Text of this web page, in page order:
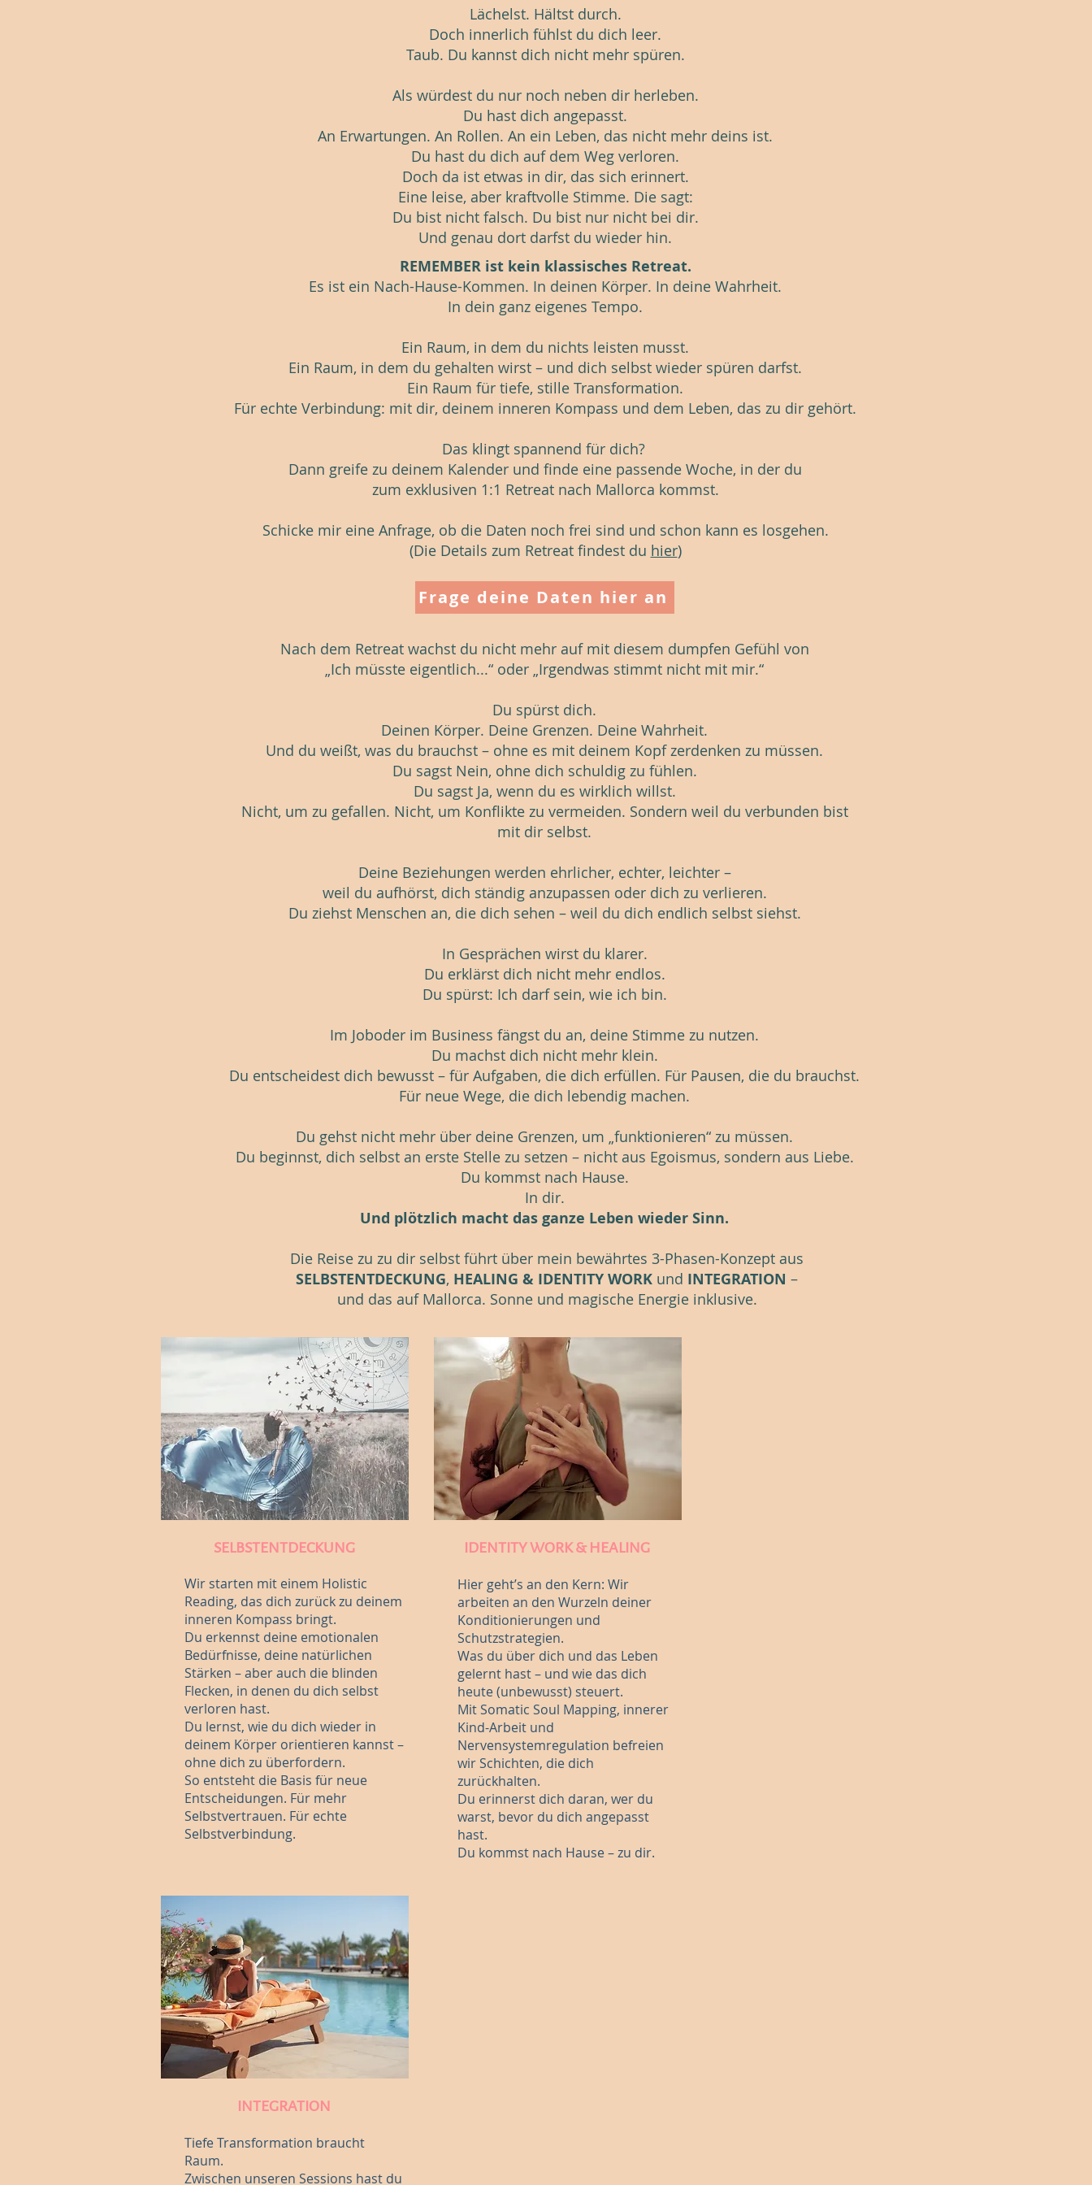
REMEMBER ist kein klassisches Retreat.
Es ist ein Nach-Hause-Kommen. In deinen Körper. In deine Wahrheit.
In dein ganz eigenes Tempo.
Ein Raum, in dem du nichts leisten musst.
Ein Raum, in dem du gehalten wirst – und dich selbst wieder spüren darfst.
Ein Raum für tiefe, stille Transformation.
Für echte Verbindung: mit dir, deinem inneren Kompass und dem Leben, das zu dir gehört.
Das klingt spannend für dich?
Dann greife zu deinem Kalender und finde eine passende Woche, in der du
zum exklusiven 1:1 Retreat nach Mallorca kommst.
Schicke mir eine Anfrage, ob die Daten noch frei sind und schon kann es losgehen.
(Die Details zum Retreat findest du hier)
Frage deine Daten hier an
Lächelst. Hältst durch.
Doch innerlich fühlst du dich leer.
Taub. Du kannst dich nicht mehr spüren.
Als würdest du nur noch neben dir herleben.
Du hast dich angepasst.
An Erwartungen. An Rollen. An ein Leben, das nicht mehr deins ist.
Du hast du dich auf dem Weg verloren.
Doch da ist etwas in dir, das sich erinnert.
Eine leise, aber kraftvolle Stimme. Die sagt:
Du bist nicht falsch. Du bist nur nicht bei dir.
Und genau dort darfst du wieder hin.
Nach dem Retreat wachst du nicht mehr auf mit diesem dumpfen Gefühl von
„Ich müsste eigentlich...“ oder „Irgendwas stimmt nicht mit mir.“
Du spürst dich.
Deinen Körper. Deine Grenzen. Deine Wahrheit.
Und du weißt, was du brauchst – ohne es mit deinem Kopf zerdenken zu müssen.
Du sagst Nein, ohne dich schuldig zu fühlen.
Du sagst Ja, wenn du es wirklich willst.
Nicht, um zu gefallen. Nicht, um Konflikte zu vermeiden. Sondern weil du verbunden bist
mit dir selbst.
Deine Beziehungen werden ehrlicher, echter, leichter –
weil du aufhörst, dich ständig anzupassen oder dich zu verlieren.
Du ziehst Menschen an, die dich sehen – weil du dich endlich selbst siehst.
In Gesprächen wirst du klarer.
Du erklärst dich nicht mehr endlos.
Du spürst: Ich darf sein, wie ich bin.
Im Joboder im Business fängst du an, deine Stimme zu nutzen.
Du machst dich nicht mehr klein.
Du entscheidest dich bewusst – für Aufgaben, die dich erfüllen. Für Pausen, die du brauchst.
Für neue Wege, die dich lebendig machen.
Du gehst nicht mehr über deine Grenzen, um „funktionieren“ zu müssen.
Du beginnst, dich selbst an erste Stelle zu setzen – nicht aus Egoismus, sondern aus Liebe.
Du kommst nach Hause.
In dir.
Und plötzlich macht das ganze Leben wieder Sinn.
Die Reise zu zu dir selbst führt über mein bewährtes 3-Phasen-Konzept aus
SELBSTENTDECKUNG, HEALING & IDENTITY WORK und INTEGRATION –
und das auf Mallorca. Sonne und magische Energie inklusive.
SELBSTENTDECKUNG
Wir starten mit einem Holistic
Reading, das dich zurück zu deinem
inneren Kompass bringt.
Du erkennst deine emotionalen
Bedürfnisse, deine natürlichen
Stärken – aber auch die blinden
Flecken, in denen du dich selbst
verloren hast.
Du lernst, wie du dich wieder in
deinem Körper orientieren kannst –
ohne dich zu überfordern.
So entsteht die Basis für neue
Entscheidungen. Für mehr
Selbstvertrauen. Für echte
Selbstverbindung.
IDENTITY WORK & HEALING
Hier geht’s an den Kern: Wir
arbeiten an den Wurzeln deiner
Konditionierungen und
Schutzstrategien.
Was du über dich und das Leben
gelernt hast – und wie das dich
heute (unbewusst) steuert.
Mit Somatic Soul Mapping, innerer
Kind-Arbeit und
Nervensystemregulation befreien
wir Schichten, die dich
zurückhalten.
Du erinnerst dich daran, wer du
warst, bevor du dich angepasst
hast.
Du kommst nach Hause – zu dir.
INTEGRATION
Tiefe Transformation braucht
Raum.
Zwischen unseren Sessions hast du